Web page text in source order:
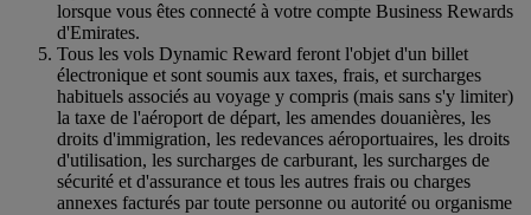
lorsque vous êtes connecté à votre compte Business Rewards
d'Emirates.
Tous les vols Dynamic Reward feront l'objet d'un billet
électronique et sont soumis aux taxes, frais, et surcharges
habituels associés au voyage y compris (mais sans s'y limiter)
la taxe de l'aéroport de départ, les amendes douanières, les
droits d'immigration, les redevances aéroportuaires, les droits
d'utilisation, les surcharges de carburant, les surcharges de
sécurité et d'assurance et tous les autres frais ou charges
annexes facturés par toute personne ou autorité ou organisme